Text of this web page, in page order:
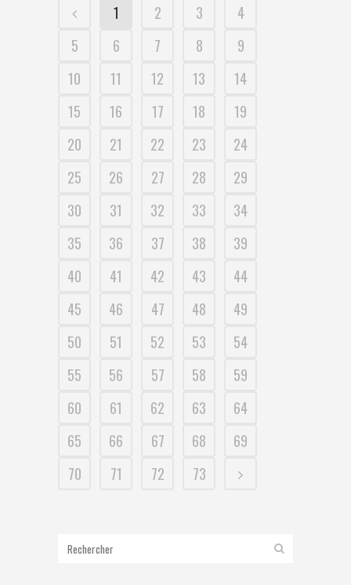
1 2 3
4
5
6 7 8
9
10
11 12 13
14
15
16 17 18
19
20
21 22 23
24
25
26 27 28
29
30
31 32 33
34
35
36 37 38
39
40
41 42 43
44
45
46 47 48
49
50
51 52 53
54
55
56 57 58
59
60
61 62 63
64
65
66 67 68
69
70
71 72 73